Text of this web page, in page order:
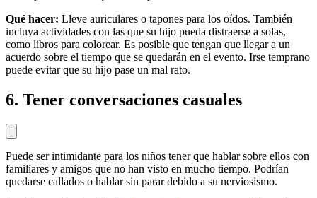
Qué hacer: Lleve auriculares o tapones para los oídos. También
incluya actividades con las que su hijo pueda distraerse a solas,
como libros para colorear. Es posible que tengan que llegar a un
acuerdo sobre el tiempo que se quedarán en el evento. Irse temprano
puede evitar que su hijo pase un mal rato.
6. Tener conversaciones casuales
Puede ser intimidante para los niños tener que hablar sobre ellos con
familiares y amigos que no han visto en mucho tiempo. Podrían
quedarse callados o hablar sin parar debido a su nerviosismo.